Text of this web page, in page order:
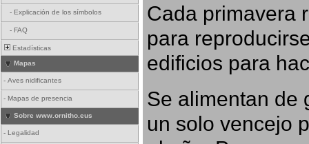
- Explicación de los símbolos
- FAQ
Estadísticas
Mapas
- Aves nidificantes
- Mapas de presencia
Sobre www.ornitho.eus
- Legalidad
Cada primavera
para
edificios para
Se alimentan de
un solo vencejo